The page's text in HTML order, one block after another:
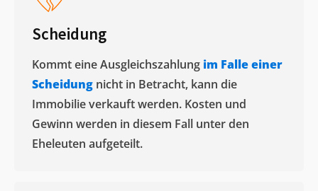
Scheidung
Kommt eine Ausgleichszahlung im Falle einer
Scheidung nicht in Betracht, kann die
Immobilie verkauft werden. Kosten und
Gewinn werden in diesem Fall unter den
Eheleuten aufgeteilt.​